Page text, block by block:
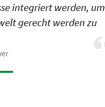
integriert werden, um
gerecht werden zu